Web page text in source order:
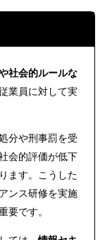
社会的ルールな
業員に対して実
分や刑事罰を受
会的評価が低下
ます。こうした
ンス研修を実施
要です。